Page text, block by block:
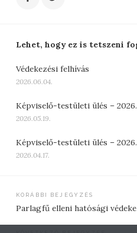
Lehet, hogy ez is tetszeni
Védekezési felhívás
2026.06.04.
Képviselő-testületi ülés – 2026.
2026.05.19.
Képviselő-testületi ülés –
2026.04.17.
Bejegyzés
navigáció
KORÁBBI BEJEGYZÉS
Parlagfű elleni hatósági